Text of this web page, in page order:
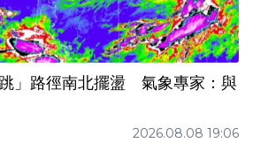
」路徑南北擺盪 氣象專家：與
2026.08.08 19:06